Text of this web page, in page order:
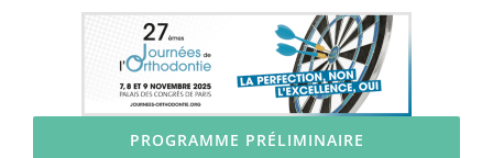
PROGRAMME PRÉLIMINAIRE